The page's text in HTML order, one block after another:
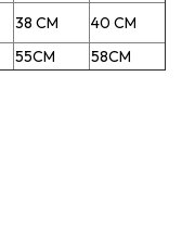
38 CM
40 CM
55CM 58CM